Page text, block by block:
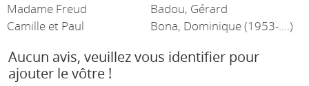
Madame Freud
Badou, Gérard
Camille et Paul
Bona, Dominique (1953-....)
Aucun avis, veuillez vous identifier pour
ajouter le vôtre !